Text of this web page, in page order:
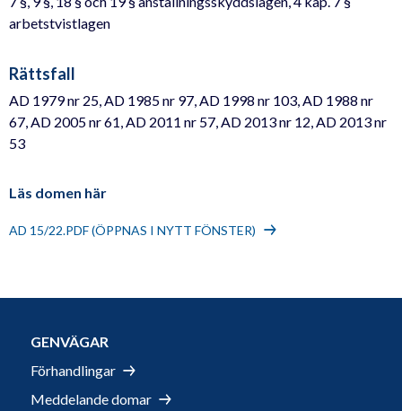
arbetstvistlagen
Rättsfall
AD 1979 nr 25, AD 1985 nr 97, AD 1998 nr 103, AD 1988 nr
67, AD 2005 nr 61, AD 2011 nr 57, AD 2013 nr 12, AD 2013 nr
53
Läs domen här
AD 15/22.PDF (ÖPPNAS I NYTT FÖNSTER)
GENVÄGAR
Förhandlingar
Meddelande domar